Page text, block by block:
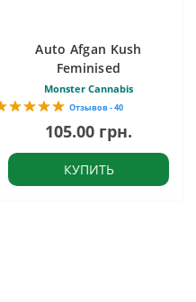
Auto Afgan Kush
Feminised
Monster Cannabis
Отзывов - 40
105.00 грн.
КУПИТЬ